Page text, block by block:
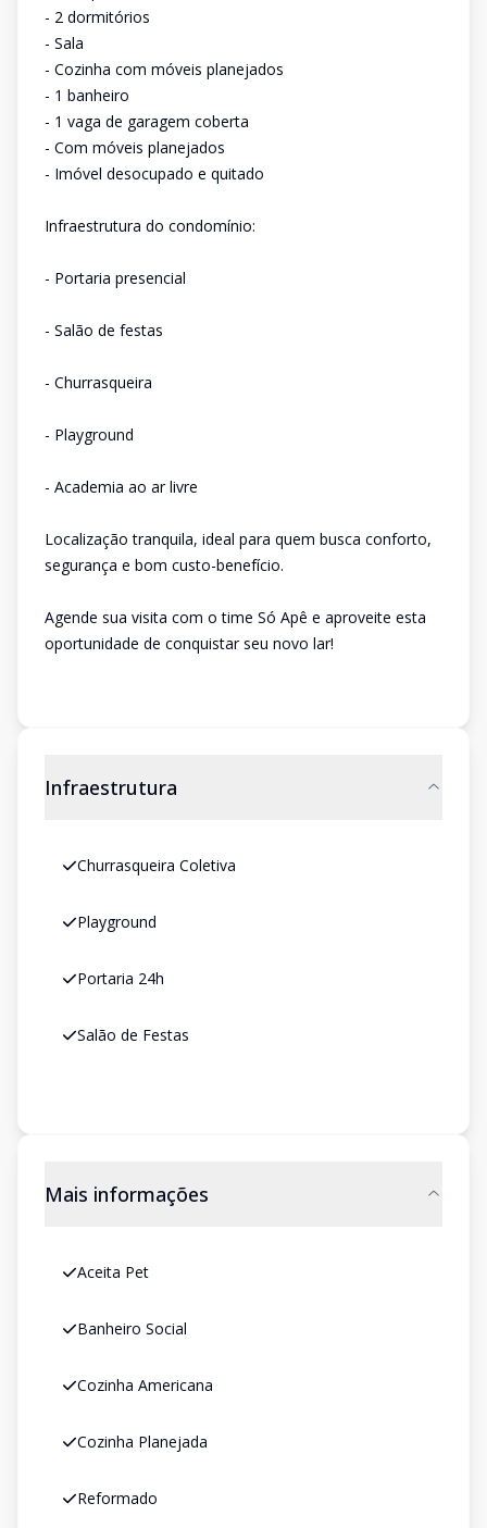
- 2 dormitórios
- Sala
- Cozinha com móveis planejados
- 1 banheiro
- 1 vaga de garagem coberta
- Com móveis planejados
- Imóvel desocupado e quitado
Infraestrutura do condomínio:
- Portaria presencial
- Salão de festas
- Churrasqueira
- Playground
- Academia ao ar livre
Localização tranquila, ideal para quem busca conforto,
segurança e bom custo-benefício.
Agende sua visita com o time Só Apê e aproveite esta
oportunidade de conquistar seu novo lar!
Infraestrutura
Churrasqueira Coletiva
Playground
Portaria 24h
Salão de Festas
Mais informações
Aceita Pet
Banheiro Social
Cozinha Americana
Cozinha Planejada
Reformado